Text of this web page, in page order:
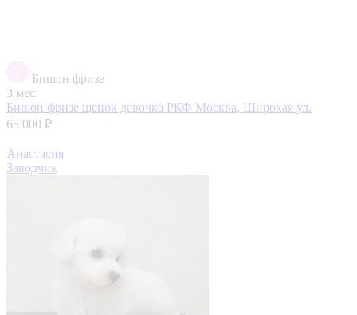
Бишон фризе
3 мес.
Бишон фризе щенок девочка РКФ Москва, Широкая ул.
65 000 ₽
Анастасия
Заводчик